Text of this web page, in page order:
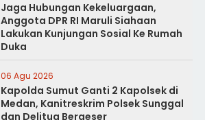
Jaga Hubungan Kekeluargaan,
Anggota DPR RI Maruli Siahaan
Lakukan Kunjungan Sosial Ke Rumah
Duka
06 Agu 2026
Kapolda Sumut Ganti 2 Kapolsek di
Medan, Kanitreskrim Polsek Sunggal
dan Delitua Bergeser